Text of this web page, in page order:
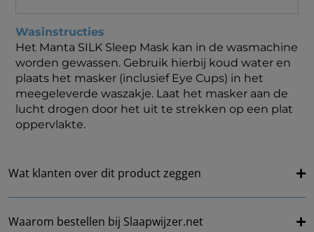
Wasinstructies
Het Manta SILK Sleep Mask kan in de wasmachine
worden gewassen. Gebruik hierbij koud water en
plaats het masker (inclusief Eye Cups) in het
meegeleverde waszakje. Laat het masker aan de
lucht drogen door het uit te strekken op een plat
oppervlakte.
Wat klanten over dit product zeggen
Waarom bestellen bij Slaapwijzer.net